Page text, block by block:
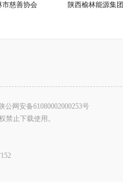
市慈善协会 陕西榆林能源集团
陕公网安备61080002000253号
止下载使用。